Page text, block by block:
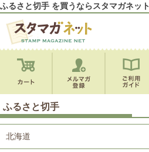
ふるさと切手 を買うならスタマガネット
ふるさと切手
北海道